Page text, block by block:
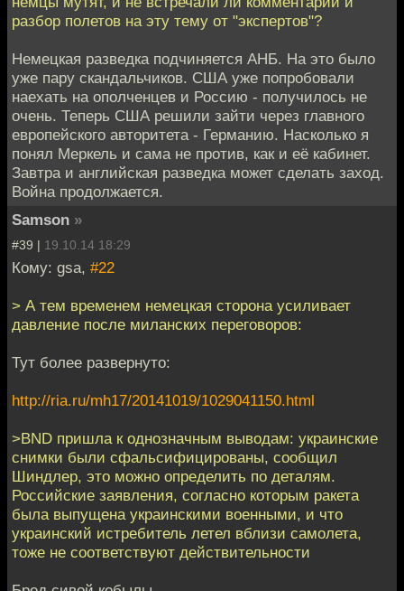
разбор полетов на эту тему от "экспертов"?
Немецкая разведка подчиняется АНБ. На это было
уже пару скандальчиков. США уже попробовали
наехать на ополченцев и Россию - получилось не
очень. Теперь США решили зайти через главного
европейского авторитета - Германию. Насколько я
понял Меркель и сама не против, как и её кабинет.
Завтра и английская разведка может сделать заход.
Война продолжается.
Samson »
#39 | 19.10.14 18:29
Кому: gsa, #22
> А тем временем немецкая сторона усиливает
давление после миланских переговоров:
Тут более развернуто:
http://ria.ru/mh17/20141019/1029041150.html
>BND пришла к однозначным выводам: украинские
снимки были сфальсифицированы, сообщил
Шиндлер, это можно определить по деталям.
Российские заявления, согласно которым ракета
была выпущена украинскими военными, и что
украинский истребитель летел вблизи самолета,
тоже не соответствуют действительности